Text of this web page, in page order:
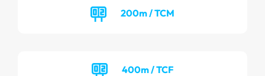
200m / TCM
400m / TCF